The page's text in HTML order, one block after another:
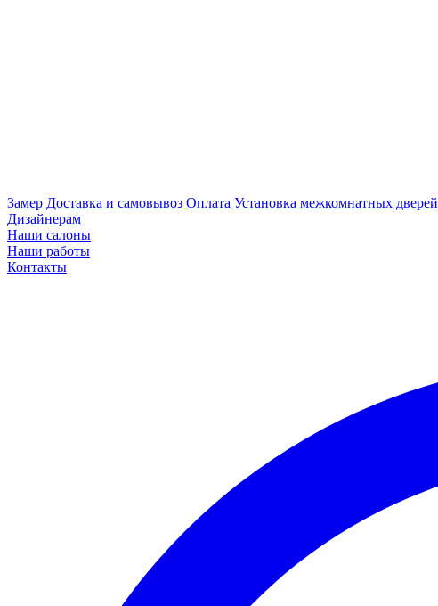
Замер Доставка и самовывоз Оплата Установка межкомнатных дверей
Дизайнерам
Наши салоны
Наши работы
Контакты